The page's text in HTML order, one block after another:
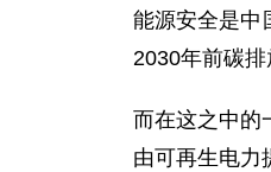
能源安全是中
2030年前碳排
而在这之中的
由可再生电力